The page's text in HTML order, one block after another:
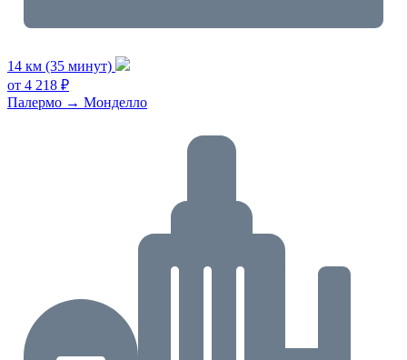
14 км (35 минут)
от 4 218 ₽
Палермо → Монделло